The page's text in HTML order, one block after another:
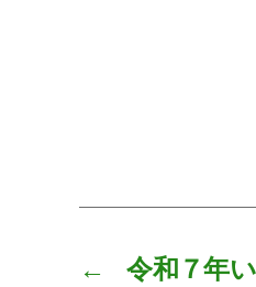
←
令和７年